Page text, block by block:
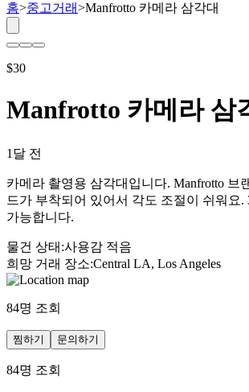
홈>중고거래>Manfrotto 카메라 삼각대
$30
Manfrotto 카메라 삼
1달 전
카메라 촬영용 삼각대입니다. Manfrotto 브
드가 부착되어 있어서 각도 조절이 쉬워요.
가능합니다.
물건 상태 :사용감 적음
희망 거래 장소:Central LA, Los Angeles
84명 조회
찜하기 문의하기
84명 조회